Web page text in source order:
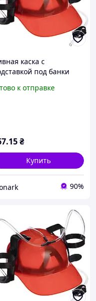
каска с
под банки
Hat GB022 цвета
к отправке
.15₴
Купить
90%